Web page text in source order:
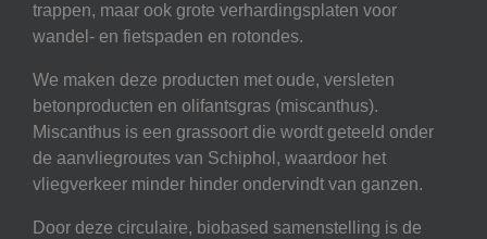
trappen, maar ook grote verhardingsplaten voor
wandel- en fietspaden en rotondes.
We maken deze producten met oude, versleten
betonproducten en olifantsgras (miscanthus).
Miscanthus is een grassoort die wordt geteeld onder
de aanvliegroutes van Schiphol, waardoor het
vliegverkeer minder hinder ondervindt van ganzen.
Door deze circulaire, biobased samenstelling is de